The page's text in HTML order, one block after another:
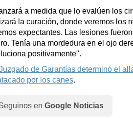
a medida que lo evalúen los
la curación, donde veremos los
expectantes. Las lesiones
Tenía una mordedura en el ojo
positivamente".
de Garantías determinó el
por los canes.
en Google Noticias